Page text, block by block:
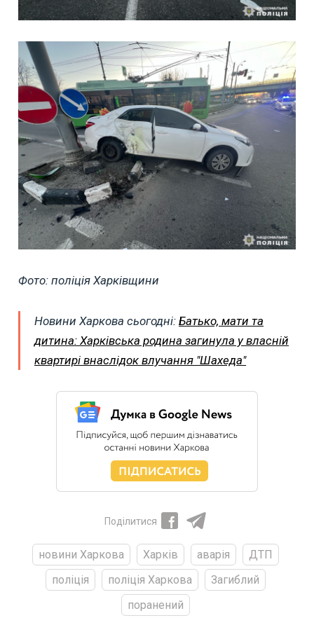
Фото: поліція Харківщини
Новини Харкова сьогодні: Батько, мати та
дитина: Харківська родина загинула у власній
квартирі внаслідок влучання "Шахеда"
Поділитися
новини Харкова Харків аварія
ДТП
поліція
поліція Харкова
Загиблий
поранений